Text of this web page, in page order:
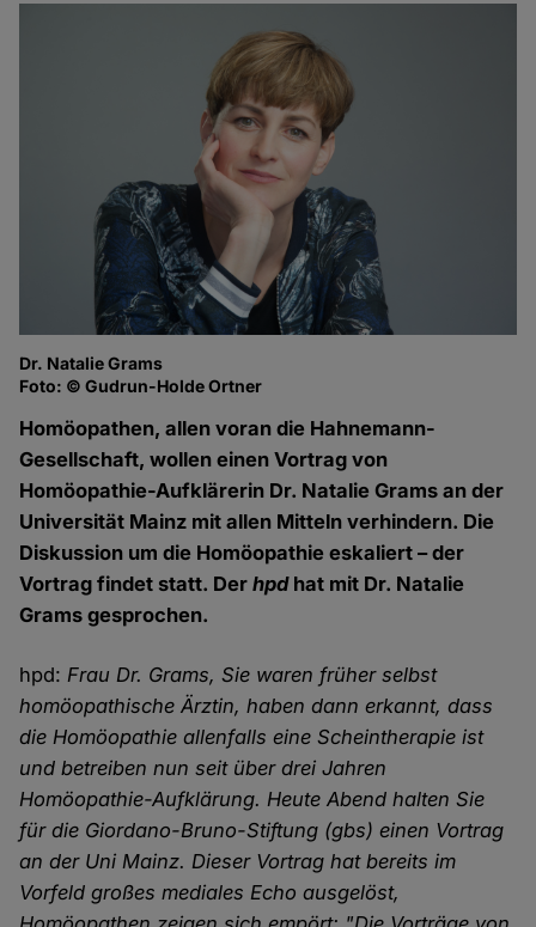
Dr. Natalie Grams
Foto: © Gudrun-Holde Ortner
Homöopathen, allen voran die Hahnemann-
Gesellschaft, wollen einen Vortrag von
Homöopathie-Aufklärerin Dr. Natalie Grams an der
Universität Mainz mit allen Mitteln verhindern. Die
Diskussion um die Homöopathie eskaliert – der
Vortrag findet statt. Derhpdhat mit Dr. Natalie
Grams gesprochen.
hpd:Frau Dr. Grams, Sie waren früher selbst
homöopathische Ärztin, haben dann erkannt, dass
die Homöopathie allenfalls eine Scheintherapie ist
und betreiben nun seit über drei Jahren
Homöopathie-Aufklärung. Heute Abend halten Sie
für die Giordano-Bruno-Stiftung (gbs) einen Vortrag
an der Uni Mainz. Dieser Vortrag hat bereits im
Vorfeld großes mediales Echo ausgelöst,